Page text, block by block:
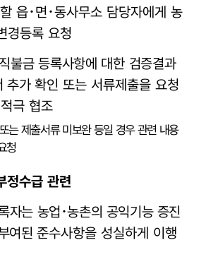
읍･면 ･동사무소 담당자에게 농
경등록 요청
불금 등록사항에 대한 검증결과
추가 확인 또는 서류제출을 요청
극 협조
는 제출서류 미보완 등일 경우 관련 내용
청
정수급 관련
자는 농업 ･농촌의 공익기능 증진
여된 준수사항을 성실하게 이행